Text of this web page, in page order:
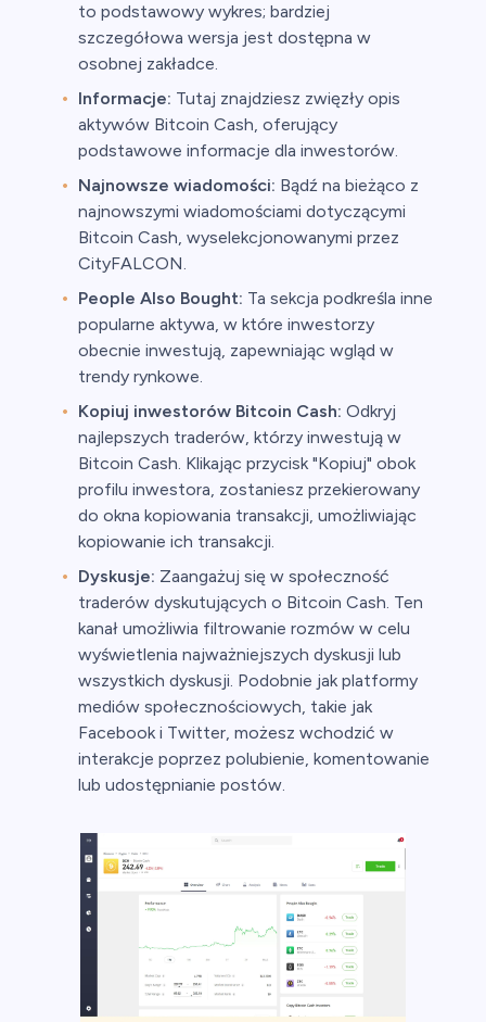
to podstawowy wykres; bardziej
szczegółowa wersja jest dostępna w
osobnej zakładce.
Informacje: Tutaj znajdziesz zwięzły opis
aktywów Bitcoin Cash, oferujący
podstawowe informacje dla inwestorów.
Najnowsze wiadomości: Bądź na bieżąco z
najnowszymi wiadomościami dotyczącymi
Bitcoin Cash, wyselekcjonowanymi przez
CityFALCON.
People Also Bought: Ta sekcja podkreśla inne
popularne aktywa, w które inwestorzy
obecnie inwestują, zapewniając wgląd w
trendy rynkowe.
Kopiuj inwestorów Bitcoin Cash: Odkryj
najlepszych traderów, którzy inwestują w
Bitcoin Cash. Klikając przycisk "Kopiuj" obok
profilu inwestora, zostaniesz przekierowany
do okna kopiowania transakcji, umożliwiając
kopiowanie ich transakcji.
Dyskusje: Zaangażuj się w społeczność
traderów dyskutujących o Bitcoin Cash. Ten
kanał umożliwia filtrowanie rozmów w celu
wyświetlenia najważniejszych dyskusji lub
wszystkich dyskusji. Podobnie jak platformy
mediów społecznościowych, takie jak
Facebook i Twitter, możesz wchodzić w
interakcje poprzez polubienie, komentowanie
lub udostępnianie postów.